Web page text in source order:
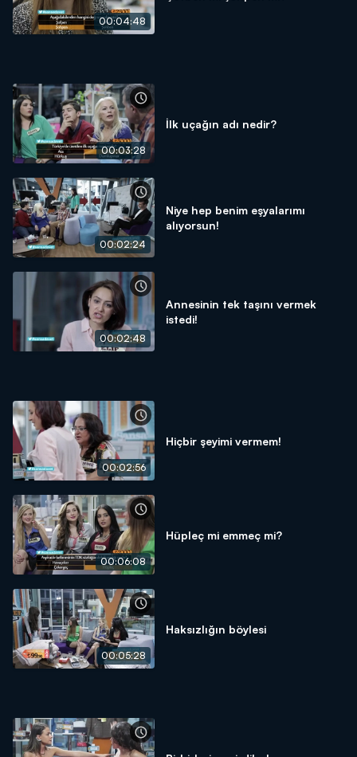
00:04:48
00:03:28
İlk uçağın adı nedir?
00:02:24
Niye hep benim eşyalarımı
alıyorsun!
00:02:48
Annesinin tek taşını vermek
istedi!
00:02:56
Hiçbir şeyimi vermem!
00:06:08
Hüpleç mi emmeç mi?
00:05:28
Haksızlığın böylesi